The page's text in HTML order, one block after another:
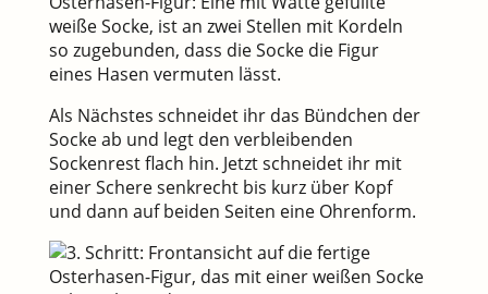
Als Nächstes schneidet ihr das Bündchen der
Socke ab und legt den verbleibenden
Sockenrest flach hin. Jetzt schneidet ihr mit
einer Schere senkrecht bis kurz über Kopf
und dann auf beiden Seiten eine Ohrenform.